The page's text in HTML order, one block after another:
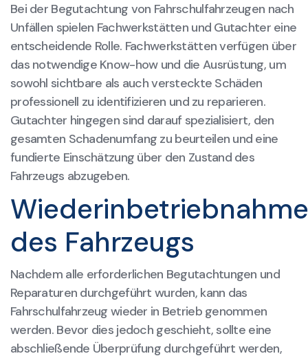
Bei der Begutachtung von Fahrschulfahrzeugen nach
Unfällen spielen Fachwerkstätten und Gutachter eine
entscheidende Rolle. Fachwerkstätten verfügen über
das notwendige Know-how und die Ausrüstung, um
sowohl sichtbare als auch versteckte Schäden
professionell zu identifizieren und zu reparieren.
Gutachter hingegen sind darauf spezialisiert, den
gesamten Schadenumfang zu beurteilen und eine
fundierte Einschätzung über den Zustand des
Fahrzeugs abzugeben.
des Fahrzeugs
Nachdem alle erforderlichen Begutachtungen und
Reparaturen durchgeführt wurden, kann das
Fahrschulfahrzeug wieder in Betrieb genommen
werden. Bevor dies jedoch geschieht, sollte eine
abschließende Überprüfung durchgeführt werden,